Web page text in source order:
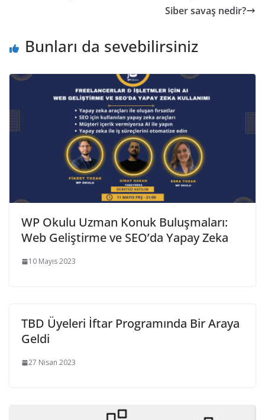
Siber savaş nedir?
Bunları da sevebilirsiniz
WP Okulu Uzman Konuk Buluşmaları:
Web Geliştirme ve SEO’da Yapay Zeka
10 Mayıs 2023
TBD Üyeleri İftar Programında Bir Araya
Geldi
27 Nisan 2023